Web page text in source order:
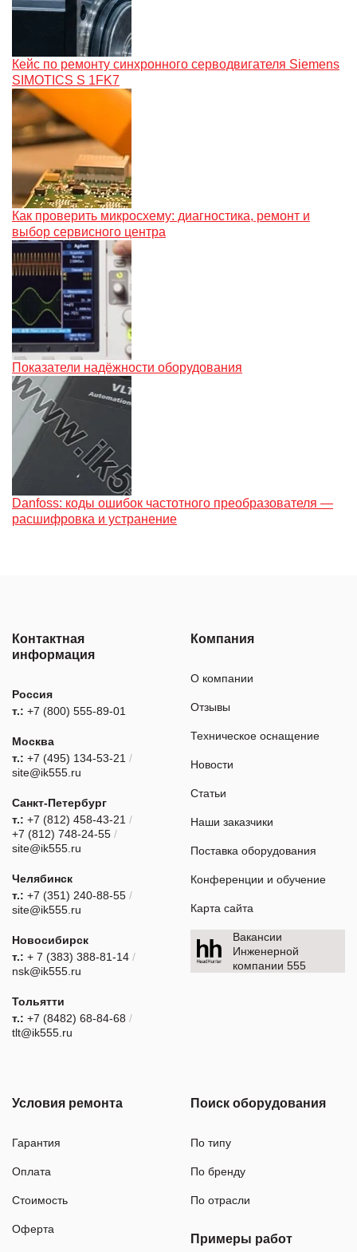
Кейс по ремонту синхронного серводвигателя Siemens
SIMOTICS S 1FK7
Как проверить микросхему: диагностика, ремонт и
выбор сервисного центра
Показатели надёжности оборудования
Danfoss: коды ошибок частотного преобразователя —
расшифровка и устранение
Контактная
информация
Россия
т.: +7 (800) 555-89-01
Москва
т.: +7 (495) 134-53-21 /
site@ik555.ru
Санкт-Петербург
т.: +7 (812) 458-43-21 /
+7 (812) 748-24-55 /
site@ik555.ru
Челябинск
т.: +7 (351) 240-88-55 /
site@ik555.ru
Новосибирск
т.: + 7 (383) 388-81-14 /
nsk@ik555.ru
Тольятти
т.: +7 (8482) 68-84-68 /
tlt@ik555.ru
Компания
О компании
Отзывы
Техническое оснащение
Новости
Статьи
Наши заказчики
Поставка оборудования
Конференции и обучение
Карта сайта
Вакансии
Инженерной
компании 555
Условия ремонта
Гарантия
Оплата
Стоимость
Оферта
Поиск оборудования
По типу
По бренду
По отрасли
Примеры работ